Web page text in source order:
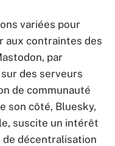
variées pour
aux contraintes des
par
des serveurs
de communauté
son côté, Bluesky,
suscite un intérêt
décentralisation